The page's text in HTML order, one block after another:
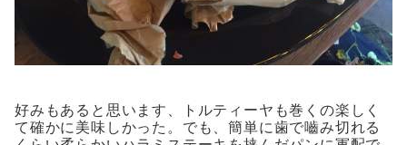
好みもあると思います、トルティーヤも巻くの楽しく
て確かに美味しかった。でも、簡単に歯で嚙み切れる